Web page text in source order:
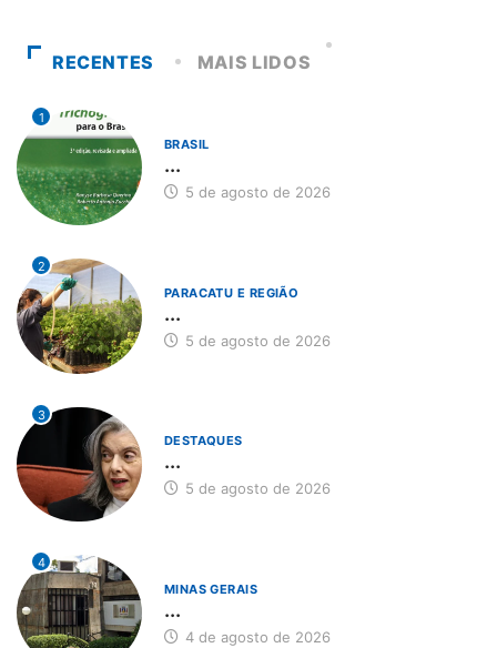
RECENTES MAIS LIDOS
1
BRASIL
...
5 de agosto de 2026
2
PARACATU E REGIÃO
...
5 de agosto de 2026
3
DESTAQUES
...
5 de agosto de 2026
4
MINAS GERAIS
...
4 de agosto de 2026